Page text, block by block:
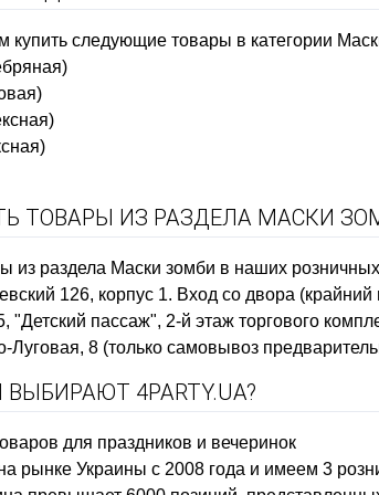
купить следующие товары в категории
ТОВАРЫ ИЗ РАЗДЕЛА МАСКИ
из раздела Маски зомби в наших
126, корпус 1. Вход со двора (крайний
пассаж", 2-й этаж торгового
Луговая, 8 (только самовывоз
4PARTY.UA?
для праздников и вечеринок
рынке Украины с 2008 года и имеем 3